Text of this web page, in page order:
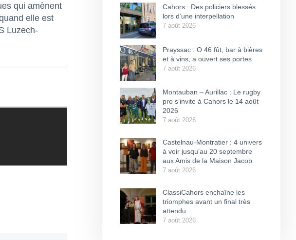
qui amènent
elle est
Luzech-
Cahors : Des policiers blessés
lors d’une interpellation
7 août 2026
Prayssac : O 46 fût, bar à bières
et à vins, a ouvert ses portes
7 août 2026
Montauban – Aurillac : Le rugby
pro s’invite à Cahors le 14 août
2026
7 août 2026
Castelnau-Montratier : 4 univers
à voir jusqu’au 20 septembre
aux Amis de la Maison Jacob
7 août 2026
ClassiCahors enchaîne les
triomphes avant un final très
attendu
7 août 2026